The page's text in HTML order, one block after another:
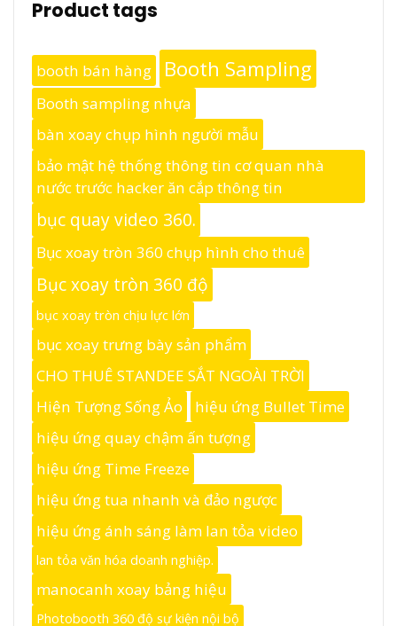
Product tags
booth bán hàng Booth Sampling
Booth sampling nhựa
bàn xoay chụp hình người mẫu
bảo mật hệ thống thông tin cơ quan nhà
nước trước hacker ăn cắp thông tin
bục quay video 360.
Bục xoay tròn 360 chụp hình cho thuê
Bục xoay tròn 360 độ
bục xoay tròn chịu lực lớn
bục xoay trưng bày sản phẩm
CHO THUÊ STANDEE SẮT NGOÀI TRỜI
Hiện Tượng Sống Ảo
hiệu ứng Bullet Time
hiệu ứng quay chậm ấn tượng
hiệu ứng Time Freeze
hiệu ứng tua nhanh và đảo ngược
hiệu ứng ánh sáng làm lan tỏa video
lan tỏa văn hóa doanh nghiệp.
manocanh xoay bảng hiệu
Photobooth 360 độ sự kiện nội bộ